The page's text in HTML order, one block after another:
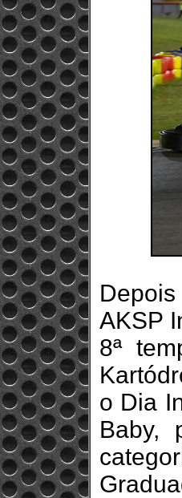
AKSP
8ª
o Dia
Baby,